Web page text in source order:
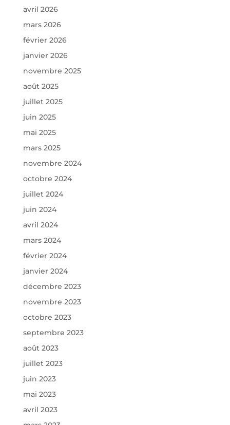
avril 2026
mars 2026
février 2026
janvier 2026
novembre 2025
août 2025
juillet 2025
juin 2025
mai 2025
mars 2025
novembre 2024
octobre 2024
juillet 2024
juin 2024
avril 2024
mars 2024
février 2024
janvier 2024
décembre 2023
novembre 2023
octobre 2023
septembre 2023
août 2023
juillet 2023
juin 2023
mai 2023
avril 2023